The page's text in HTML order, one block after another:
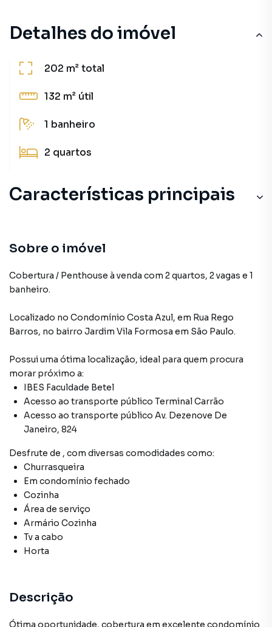
Detalhes do imóvel
202 m²total
132 m² útil
1 banheiro
2 quartos
Características principais
Sobre o imóvel
Cobertura / Penthouse à venda com 2 quartos, 2 vagas e 1
banheiro.
Localizado no Condomínio Costa Azul, em Rua Rego
Barros, no bairro Jardim Vila Formosa em São Paulo.
Possui uma ótima localização, ideal para quem procura
morar próximo a:
IBES Faculdade Betel
Acesso ao transporte público Terminal Carrão
Acesso ao transporte público Av. Dezenove De
Janeiro, 824
Desfrute de , com diversas comodidades como:
Churrasqueira
Em condomínio fechado
Cozinha
Área de serviço
Armário Cozinha
Tv a cabo
Horta
Descrição
Ótima oportunidade, cobertura em excelente condomínio